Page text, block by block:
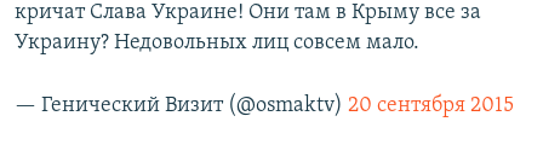
кричат Слава Украине! Они там в Крыму все за
Украину? Недовольных лиц совсем мало.
— Генический Визит (@osmaktv) 20 сентября 2015